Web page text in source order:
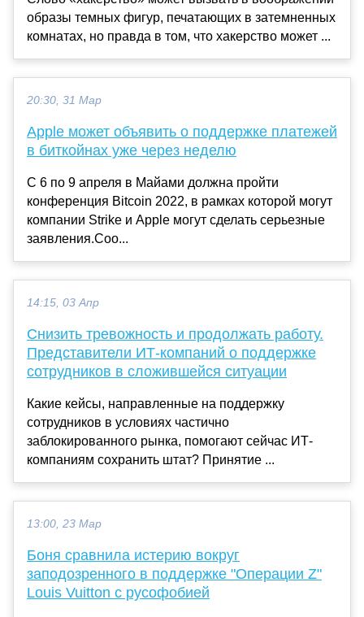
образы темных фигур, печатающих в затемненных
комнатах, но правда в том, что хакерство может ...
20:30, 31 Мар
Apple может объявить о поддержке платежей
в биткойнах уже через неделю
С 6 по 9 апреля в Майами должна пройти
конференция Bitcoin 2022, в рамках которой могут
компании Strike и Apple могут сделать серьезные
заявления.Соо...
14:15, 03 Апр
Снизить тревожность и продолжать работу.
Представители ИТ-компаний о поддержке
сотрудников в сложившейся ситуации
Какие кейсы, направленные на поддержку
сотрудников в условиях частично
заблокированного рынка, помогают сейчас ИТ-
компаниям сохранить штат? Принятие ...
13:00, 23 Мар
Боня сравнила истерию вокруг
заподозренного в поддержке "Операции Z"
Louis Vuitton с русофобией